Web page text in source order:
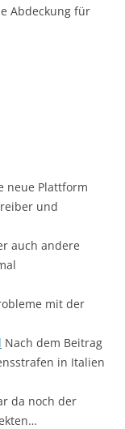
Abdeckung für
neue Plattform
und
auch andere
mit der
Nach dem Beitrag
in Italien
da noch der